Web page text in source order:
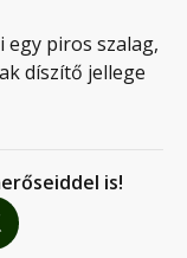
egy piros szalag,
díszítő jellege
is!